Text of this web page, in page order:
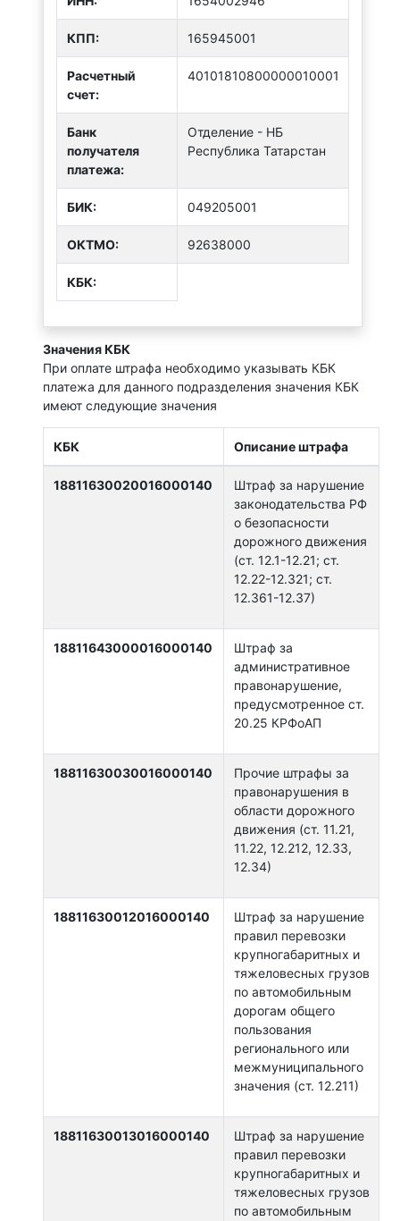
КПП: 165945001
Расчетный
счет:
40101810800000010001
Банк
получателя
платежа:
Отделение - НБ
Республика Татарстан
БИК: 049205001
ОКТMО: 92638000
КБК:
Значения КБК
При оплате штрафа необходимо указывать КБК
платежа для данного подразделения значения КБК
имеют следующие значения
КБК Описание штрафа
18811630020016000140
Штраф за нарушение
законодательства РФ
о безопасности
дорожного движения
(ст. 12.1-12.21; ст.
12.22-12.321; ст.
12.361-12.37)
18811643000016000140
Штраф за
административное
правонарушение,
предусмотренное ст.
20.25 КРФоАП
18811630030016000140
Прочие штрафы за
правонарушения в
области дорожного
движения (ст. 11.21,
11.22, 12.212, 12.33,
12.34)
18811630012016000140
Штраф за нарушение
правил перевозки
крупногабаритных и
тяжеловесных грузов
по автомобильным
дорогам общего
пользования
регионального или
межмуниципального
значения (ст. 12.211)
18811630013016000140
Штраф за нарушение
правил перевозки
крупногабаритных и
тяжеловесных грузов
по автомобильным